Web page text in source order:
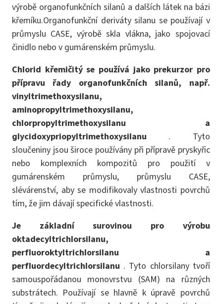
výrobě organofunkčních silanů a dalších látek na bázi
křemíku.Organofunkční deriváty silanu se používají v
průmyslu CASE, výrobě skla vlákna, jako spojovací
činidlo nebo v gumárenském průmyslu.
Chlorid křemičitý se používá jako prekurzor pro
přípravu řady organofunkčních silanů, např.
vinyltrimethoxysilanu,
aminopropyltrimethoxysilanu,
chlorpropyltrimethoxysilanu a
glycidoxypriopyltrimethoxysilanu . Tyto
sloučeniny jsou široce používány při přípravě pryskyřic
nebo komplexních kompozitů pro použití v
gumárenském průmyslu, průmyslu CASE,
slévárenství, aby se modifikovaly vlastnosti povrchů
tím, že jim dávají specifické vlastnosti.
Je základní surovinou pro výrobu
oktadecyltrichlorsilanu,
perfluoroktyltrichlorsilanu a
perfluordecyltrichlorsilanu . Tyto chlorsilany tvoří
samouspořádanou monovrstvu (SAM) na různých
substrátech. Používají se hlavně k úpravě povrchů